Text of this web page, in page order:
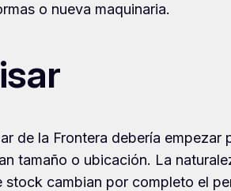
o nueva maquinaria.
de la Frontera debería
tamaño o ubicación. La
cambian por completo el